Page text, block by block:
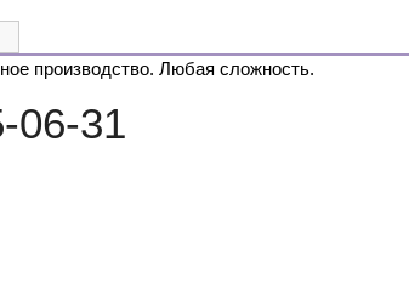
производство. Любая сложность.
06-31